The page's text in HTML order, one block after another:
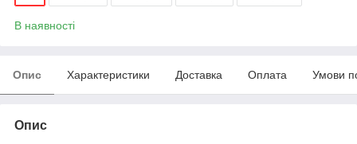
В наявності
Опис Характеристики Доставка Оплата Умови
Опис